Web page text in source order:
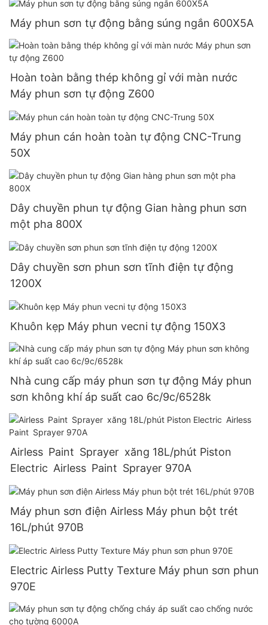
Máy phun sơn tự động bằng súng ngắn 600X5A
Hoàn toàn bằng thép không gỉ với màn nước
Máy phun sơn tự động Z600
Máy phun cán hoàn toàn tự động CNC-Trung
50X
Dây chuyền phun tự động Gian hàng phun sơn
một pha 800X
Dây chuyền sơn phun sơn tĩnh điện tự động
1200X
Khuôn kẹp Máy phun vecni tự động 150X3
Nhà cung cấp máy phun sơn tự động Máy phun
sơn không khí áp suất cao 6c/9c/6528k
Airless Paint Sprayer xăng 18L/phút Piston
Electric Airless Paint Sprayer 970A
Máy phun sơn điện Airless Máy phun bột trét
16L/phút 970B
Electric Airless Putty Texture Máy phun sơn phun
970E